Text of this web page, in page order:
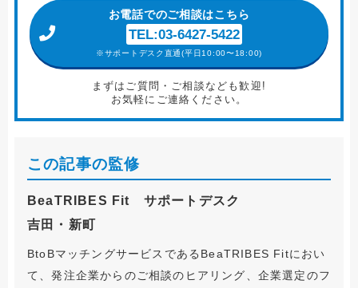
お電話でのご相談はこちら
TEL:03-6427-5422
※サポートデスク直通(平日10:00〜18:00)
まずはご質問・ご相談なども歓迎!
お気軽にご連絡ください。
この記事の監修
BeaTRIBES Fit サポートデスク
吉田・新町
BtoBマッチングサービスであるBeaTRIBES Fitにおい
て、発注企業からのご相談のヒアリング、企業選定のフ